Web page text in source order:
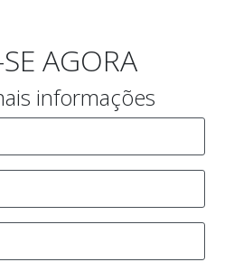
AGORA
informações